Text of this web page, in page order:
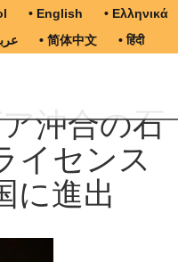
• English
• Ελληνικά
• • 简体中文 • हिंदी
沖合の石
イセンス
に進出